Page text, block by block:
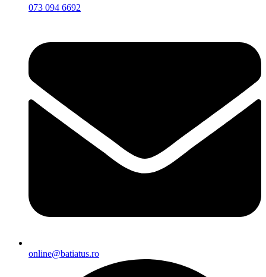
073 094 6692
online@batiatus.ro